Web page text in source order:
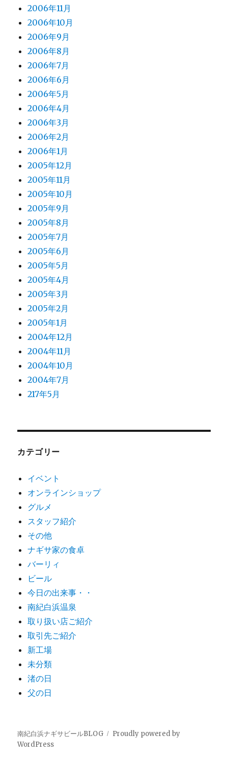
2006年11月
2006年10月
2006年9月
2006年8月
2006年7月
2006年6月
2006年5月
2006年4月
2006年3月
2006年2月
2006年1月
2005年12月
2005年11月
2005年10月
2005年9月
2005年8月
2005年7月
2005年6月
2005年5月
2005年4月
2005年3月
2005年2月
2005年1月
2004年12月
2004年11月
2004年10月
2004年7月
217年5月
カテゴリー
イベント
オンラインショップ
グルメ
スタッフ紹介
その他
ナギサ家の食卓
バーリィ
ビール
今日の出来事・・
南紀白浜温泉
取り扱い店ご紹介
取引先ご紹介
新工場
未分類
渚の日
父の日
南紀白浜ナギサビールBLOG
Proudly powered by
WordPress